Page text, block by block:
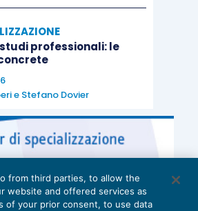
studi professionali: le
e Stefano Dovier
from third parties, to allow the
website and offered services as
of your prior consent, to use data